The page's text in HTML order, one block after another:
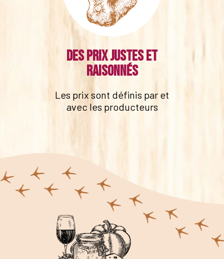
Des prix justes et
raisonnés
Les prix sont définis par et
avec les producteurs